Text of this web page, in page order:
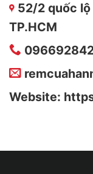
52/2 quốc lộ
TP.HCM
Website: